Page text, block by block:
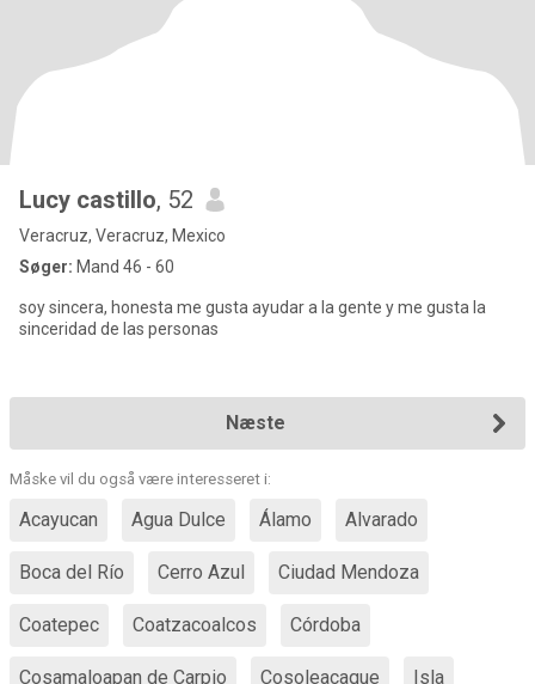
Lucy castillo, 52
Veracruz, Veracruz, Mexico
Søger: Mand 46 - 60
soy sincera, honesta me gusta ayudar a la gente y me gusta la
sinceridad de las personas
Næste
Måske vil du også være interesseret i:
Acayucan Agua Dulce Álamo Alvarado
Boca del Río Cerro Azul Ciudad Mendoza
Coatepec Coatzacoalcos Córdoba
Cosamaloapan de Carpio Cosoleacaque Isla